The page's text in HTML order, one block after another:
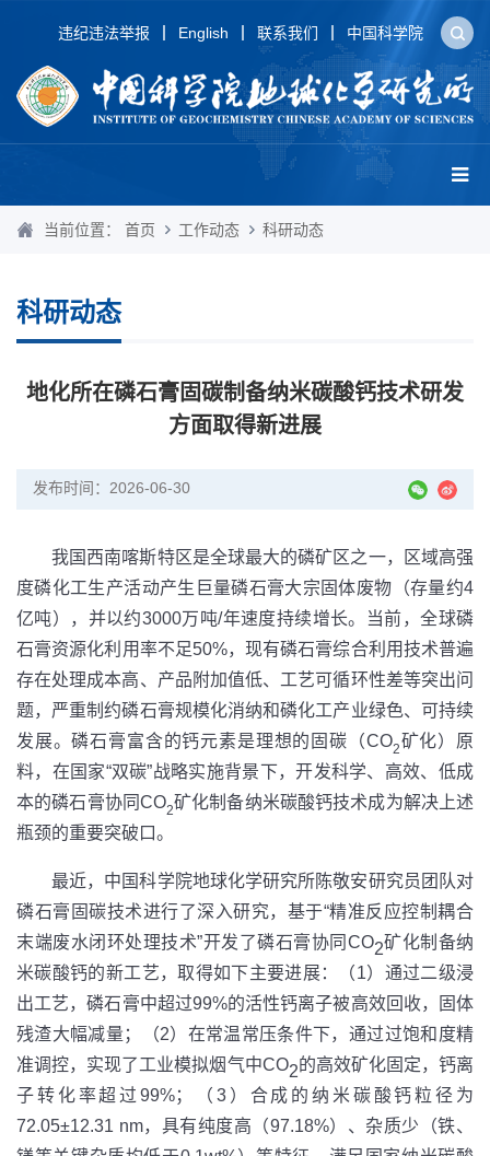
违纪违法举报 English 联系我们 中国科学院
当前位置： 首页 工作动态 科研动态
科研动态
地化所在磷石膏固碳制备纳米碳酸钙技术研发
方面取得新进展
发布时间：2026-06-30
我国西南喀斯特区是全球最大的磷矿区之一，区域高强
度磷化工生产活动产生巨量磷石膏大宗固体废物（存量约4
亿吨），并以约3000万吨/年速度持续增长。当前，全球磷
石膏资源化利用率不足50%，现有磷石膏综合利用技术普遍
存在处理成本高、产品附加值低、工艺可循环性差等突出问
题，严重制约磷石膏规模化消纳和磷化工产业绿色、可持续
发展。磷石膏富含的钙元素是理想的固碳（CO2矿化）原
料，在国家“双碳”战略实施背景下，开发科学、高效、低成
本的磷石膏协同CO2矿化制备纳米碳酸钙技术成为解决上述
瓶颈的重要突破口。
最近，中国科学院地球化学研究所陈敬安研究员团队对
磷石膏固碳技术进行了深入研究，基于“精准反应控制耦合
末端废水闭环处理技术”开发了磷石膏协同CO2矿化制备纳
米碳酸钙的新工艺，取得如下主要进展：（1）通过二级浸
出工艺，磷石膏中超过99%的活性钙离子被高效回收，固体
残渣大幅减量；（2）在常温常压条件下，通过过饱和度精
准调控，实现了工业模拟烟气中CO2的高效矿化固定，钙离
子转化率超过99%；（3）合成的纳米碳酸钙粒径为
72.05±12.31 nm，具有纯度高（97.18%）、杂质少（铁、